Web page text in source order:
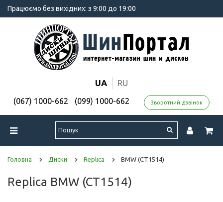
Працюємо без вихідних: з 9:00 до 19:00
UA RU
(067) 1000-662 (099) 1000-662 Зворотний дзвінок
Головна Диски Replica BMW (CT1514)
Replica BMW (CT1514)